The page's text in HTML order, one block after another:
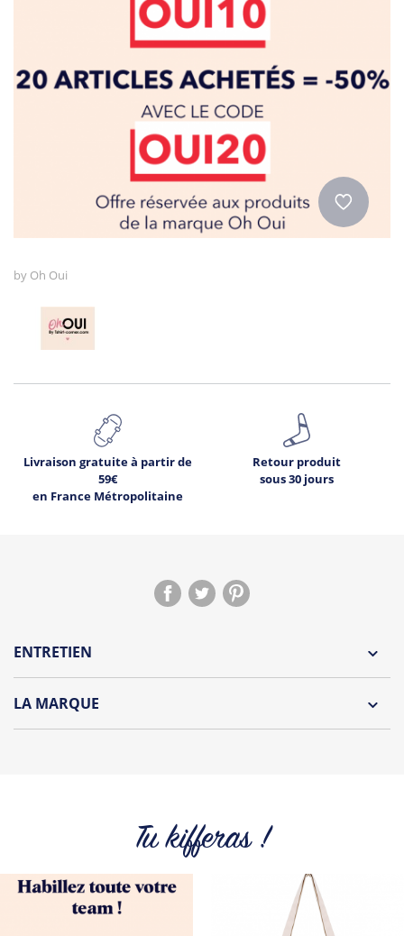
by Oh Oui
Livraison gratuite à partir de
59€
en France Métropolitaine
Retour produit
sous 30 jours
ENTRETIEN
LA MARQUE
Tous les produits de la marque
Tu kifferas !